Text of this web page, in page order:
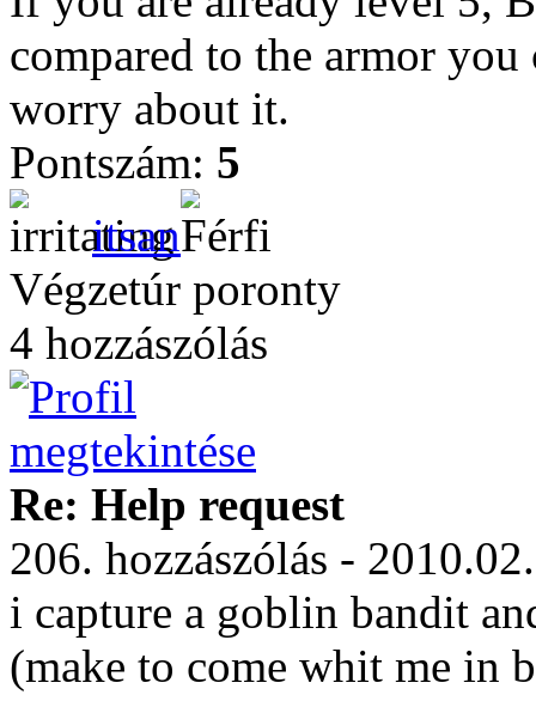
compared to the armor
worry about it.
Pontszám: 5
itsan
Végzetúr poronty
4 hozzászólás
Re: Help request
206. hozzászólás -
i capture a goblin bandit
(make to come whit me in